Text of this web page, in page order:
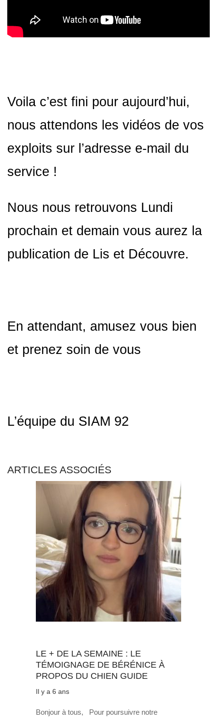
Voila c’est fini pour aujourd’hui,
nous attendons les vidéos de vos
exploits sur l’adresse e-mail du
service !
Nous nous retrouvons Lundi
prochain et demain vous aurez la
publication de Lis et Découvre.
En attendant, amusez vous bien
et prenez soin de vous
L’équipe du SIAM 92
ARTICLES ASSOCIÉS
LE + DE LA SEMAINE : LE
TÉMOIGNAGE DE BÉRÉNICE À
PROPOS DU CHIEN GUIDE
Il y a 6 ans
Bonjour à tous, Pour poursuivre notre